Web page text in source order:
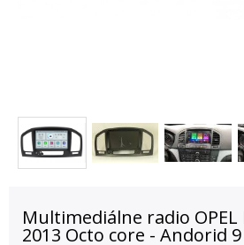
Multimediálne radio OPEL
2013 Octo core - Andorid 9